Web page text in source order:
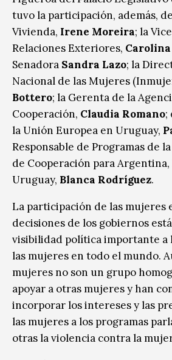
tuvo la participación, además,
Vivienda, Irene Moreira; la
Relaciones Exteriores,
Senadora Sandra Lazo; la
Nacional de las Mujeres
Bottero; la Gerenta de la
Cooperación, Claudia Romano;
la Unión Europea en Uruguay,
Responsable de Programas de
de Cooperación para Argentina,
Uruguay, Blanca Rodríguez.
La participación de las mujeres
decisiones de los gobiernos
visibilidad política importante a
las mujeres en todo el mundo.
mujeres no son un grupo
apoyar a otras mujeres y han
incorporar los intereses y las
las mujeres a los programas
otras la violencia contra la